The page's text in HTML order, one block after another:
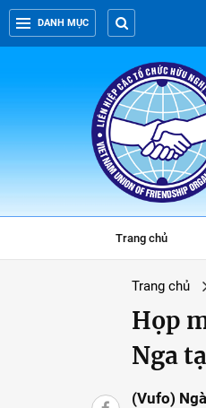
DANH MỤC
Trang chủ
Trang chủ
Họp
Nga
(Vufo)